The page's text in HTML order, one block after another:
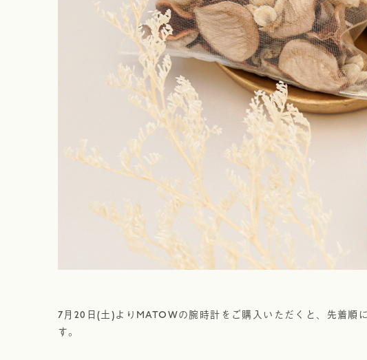
7月20日(土)よりMATOWの腕時計をご購入いただくと、先着順
す。